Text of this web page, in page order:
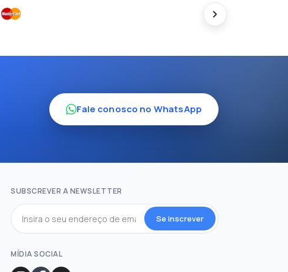
Fale conosco no WhatsApp
SUBSCREVER A NEWSLETTER
Se inscrever
MÍDIA SOCIAL